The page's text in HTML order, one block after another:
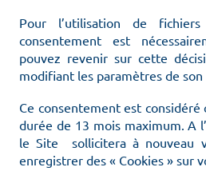
Pour l’utilisation de
consentement est
pouvez revenir sur cette
modifiant les paramètres de
Ce consentement est
durée de 13 mois maximum. A
le Site sollicitera à nouveau
enregistrer des « Cookies » sur